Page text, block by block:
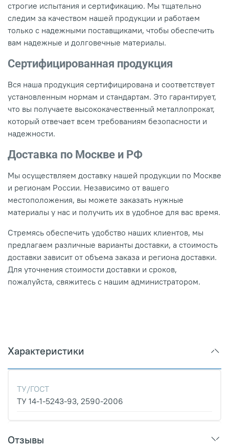
строгие испытания и сертификацию. Мы тщательно
следим за качеством нашей продукции и работаем
только с надежными поставщиками, чтобы обеспечить
вам надежные и долговечные материалы.
Сертифицированная продукция
Вся наша продукция сертифицирована и соответствует
установленным нормам и стандартам. Это гарантирует,
что вы получаете высококачественный металлопрокат,
который отвечает всем требованиям безопасности и
надежности.
Доставка по Москве и РФ
Мы осуществляем доставку нашей продукции по Москве
и регионам России. Независимо от вашего
местоположения, вы можете заказать нужные
материалы у нас и получить их в удобное для вас время.
Стремясь обеспечить удобство наших клиентов, мы
предлагаем различные варианты доставки, а стоимость
доставки зависит от объема заказа и региона доставки.
Для уточнения стоимости доставки и сроков,
пожалуйста, свяжитесь с нашим администратором.
Характеристики
ТУ/ГОСТ
ТУ 14-1-5243-93, 2590-2006
Отзывы